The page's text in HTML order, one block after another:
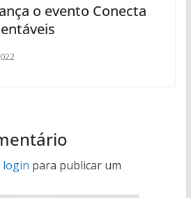
o evento Conecta
login para publicar um